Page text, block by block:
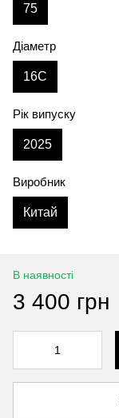
75
Діаметр
16C
Рік випуску
2025
Виробник
Китай
В наявності
3 400 грн